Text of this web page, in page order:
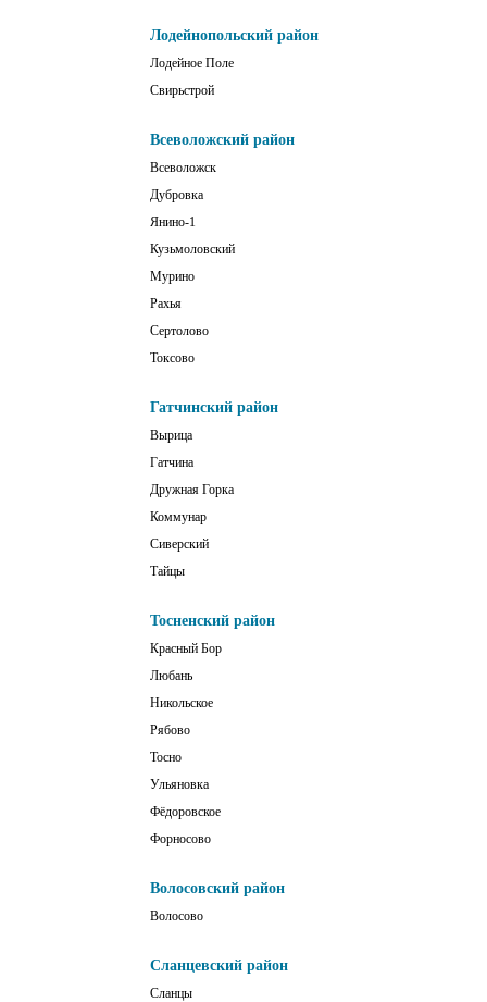
Лодейнопольский район
Лодейное Поле
Свирьстрой
Всеволожский район
Всеволожск
Дубровка
Янино-1
Кузьмоловский
Мурино
Рахья
Сертолово
Токсово
Гатчинский район
Вырица
Гатчина
Дружная Горка
Коммунар
Сиверский
Тайцы
Тосненский район
Красный Бор
Любань
Никольское
Рябово
Тосно
Ульяновка
Фёдоровское
Форносово
Волосовский район
Волосово
Сланцевский район
Сланцы